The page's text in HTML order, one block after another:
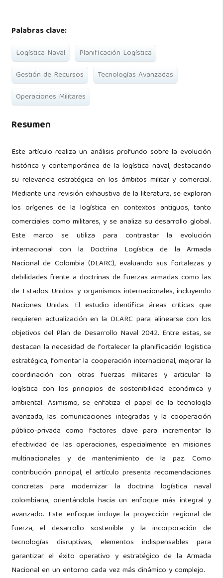
Palabras clave:
Logística Naval
Planificación Logística
Gestión de Recursos
Tecnologías Avanzadas
Operaciones Militares
Resumen
Este artículo realiza un análisis profundo sobre la evolución
histórica y contemporánea de la logística naval, destacando
su relevancia estratégica en los ámbitos militar y comercial.
Mediante una revisión exhaustiva de la literatura, se exploran
los orígenes de la logística en contextos antiguos, tanto
comerciales como militares, y se analiza su desarrollo global.
Este marco se utiliza para contrastar la evolución
internacional con la Doctrina Logística de la Armada
Nacional de Colombia (DLARC), evaluando sus fortalezas y
debilidades frente a doctrinas de fuerzas armadas como las
de Estados Unidos y organismos internacionales, incluyendo
Naciones Unidas. El estudio identifica áreas críticas que
requieren actualización en la DLARC para alinearse con los
objetivos del Plan de Desarrollo Naval 2042. Entre estas, se
destacan la necesidad de fortalecer la planificación logística
estratégica, fomentar la cooperación internacional, mejorar la
coordinación con otras fuerzas militares y articular la
logística con los principios de sostenibilidad económica y
ambiental. Asimismo, se enfatiza el papel de la tecnología
avanzada, las comunicaciones integradas y la cooperación
público-privada como factores clave para incrementar la
efectividad de las operaciones, especialmente en misiones
multinacionales y de mantenimiento de la paz. Como
contribución principal, el artículo presenta recomendaciones
concretas para modernizar la doctrina logística naval
colombiana, orientándola hacia un enfoque más integral y
avanzado. Este enfoque incluye la proyección regional de
fuerza, el desarrollo sostenible y la incorporación de
tecnologías disruptivas, elementos indispensables para
garantizar el éxito operativo y estratégico de la Armada
Nacional en un entorno cada vez más dinámico y complejo.